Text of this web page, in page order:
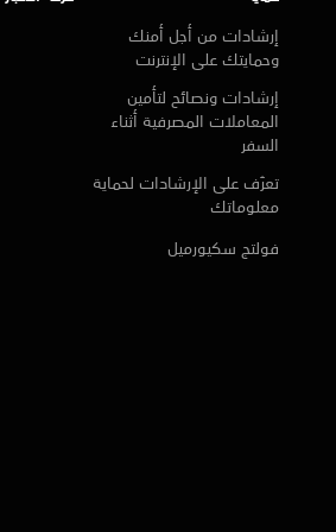
إرشادات من أجل أمنك
وحمايتك على الإنترنت
إرشادات ونصائح لتأمين
المعاملات المصرفية أثناء
السفر
تعرّف على الإرشادات لحماية
معلوماتك
فولتج سكيورميل